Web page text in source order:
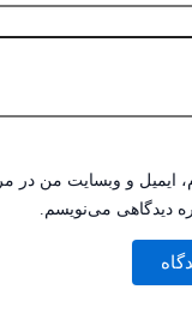
ایمیل و وبسایت من در
دیدگاهی می‌نویسم.